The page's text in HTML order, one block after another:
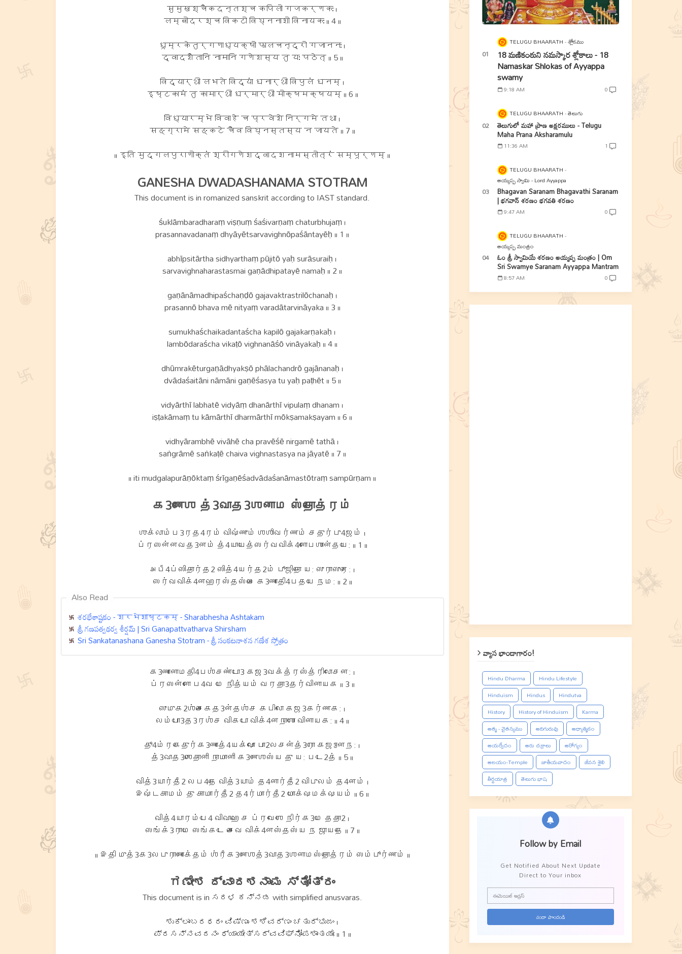
सुमुखश्चैकदन्तश्च कपिलो गजकर्णकः ।
लम्बोदरश्च विकटो विघ्ननाशो विनायकः ॥ 4 ॥
धूम्रकेतुर्गणाध्यक्षो फालचन्द्रो गजाननः ।
द्वादशैतानि नामानि गणेशस्य तु यः पठेत् ॥ 5 ॥
विद्यार्थी लभते विद्यां धनार्थी विपुलं धनम् ।
इष्टकामं तु कामार्थी धर्मार्थी मोक्षमक्षयम् ॥ 6 ॥
विध्यारम्भे विवाहे च प्रवेशे निर्गमे तथा ।
सङ्ग्रामे सङ्कटे चैव विघ्नस्तस्य न जायते ॥ 7 ॥
॥ इति मुद्गलपुराणोक्तं श्रीगणेशद्वादशनामस्तोत्रं सम्पूर्णम् ॥
GANESHA DWADASHANAMA STOTRAM
This document is in romanized sanskrit according to IAST standard.
śuklāmbaradharaṃ viṣṇuṃ śaśivarṇaṃ chaturbhujaṃ ।
prasannavadanaṃ dhyāyētsarvavighnōpaśāntayēḥ ॥ 1 ॥
abhīpsitārtha sidhyarthaṃ pūjitō yaḥ surāsuraiḥ ।
sarvavighnaharastasmai gaṇādhipatayē namaḥ ॥ 2 ॥
gaṇānāmadhipaśchaṇḍō gajavaktrastrilōchanaḥ ।
prasannō bhava mē nityaṃ varadātarvināyaka ॥ 3 ॥
sumukhaśchaikadantaścha kapilō gajakarṇakaḥ ।
lambōdaraścha vikaṭō vighnanāśō vināyakaḥ ॥ 4 ॥
dhūmrakēturgaṇādhyakṣō phālachandrō gajānanaḥ ।
dvādaśaitāni nāmāni gaṇēśasya tu yaḥ paṭhēt ॥ 5 ॥
vidyārthī labhatē vidyāṃ dhanārthī vipulaṃ dhanam ।
iṣṭakāmaṃ tu kāmārthī dharmārthī mōkṣamakṣayam ॥ 6 ॥
vidhyārambhē vivāhē cha pravēśē nirgamē tathā ।
saṅgrāmē saṅkaṭē chaiva vighnastasya na jāyatē ॥ 7 ॥
॥ iti mudgalapurāṇōktaṃ śrīgaṇēśadvādaśanāmastōtraṃ sampūrṇam ॥
க3ணேஶ த்3வாத3ஶனாம ஸ்தோத்ரம்
ஶுக்லாம்ப3ரத4ரம் விஷ்ணும் ஶஶிவர்ணம் சதுர்பு4ஜம் ।
ப்ரஸன்னவத3னம் த்4யாயேத்ஸர்வவிக்4னோபஶான்தயே: ॥ 1 ॥
அபீ4ப்ஸிதார்த2 ஸித்4யர்த2ம் பூஜிதோ ய: ஸுராஸுரை: ।
ஸர்வவிக்4னஹரஸ்தஸ்மை க3ணாதி4பதயே நம: ॥ 2 ॥
Also Read
శరభేశాష్టకం - शरभेशाष्टकम् - Sharabhesha Ashtakam
శ్రీ గణపత్వథర్వ శీర్షమ్‌ | Sri Ganapattvatharva Shirsham
Sri Sankatanashana Ganesha Stotram - శ్రీ సంకటనాశన గణేశ స్తోత్రం
க3ணானாமதி4பஶ்சண்டோ3 கஜ3வக்த்ரஸ்த்ரிலோசன: ।
ப்ரஸன்னோ ப4வ மே நித்யம் வரதா3தர்வினாயக ॥ 3 ॥
ஸுமுக2ஶ்சைகத3ன்தஶ்ச கபிலோ கஜ3கர்ணக: ।
லம்போ3த3ரஶ்ச விகடோ விக்4னநாஶோ வினாயக: ॥ 4 ॥
தூ4ம்ரகேதுர்க3ணாத்4யக்ஷோ பா2லசன்த்3ரோ கஜ3ானந: ।
த்3வாத3ஶைதானி நாமானி க3ணேஶஸ்ய து ய: படே2த் ॥ 5 ॥
வித்3யார்தீ2 லப4தே வித்3யாம் த4னார்தீ2 விபுலம் த4னம் ।
இஷ்டகாமம் து காமார்தீ2 த4ர்மார்தீ2 மோக்ஷமக்ஷயம் ॥ 6 ॥
வித்4யாரம்பே4 விவாஹே ச ப்ரவேஶே நிர்க3மே ததா2 ।
ஸங்க்3ராமே ஸங்கடே சைவ விக்4னஸ்தஸ்ய ந ஜாயதே ॥ 7 ॥
॥ இதி முத்3க3லபுராணோக்தம் ஶ்ரீக3ணேஶத்3வாத3ஶனாமஸ்தோத்ரம் ஸம்பூர்ணம் ॥
ಗಣೇಶ ದ್ವಾದಶನಾಮ ಸ್ತೋತ್ರಂ
This document is in ಸರಳ ಕನ್ನಡ with simplified anusvaras.
ಶುಕ್ಲಾಂಬರಧರಂ ವಿಷ್ಣುಂ ಶಶಿವರ್ಣಂ ಚತುರ್ಭುಜಂ ।
ಪ್ರಸನ್ನವದನಂ ಧ್ಯಾಯೇತ್ಸರ್ವವಿಘ್ನೋಪಶಾಂತಯೇಃ ॥ 1 ॥
TELUGU BHAARATH శ్లోకము
18 మణికంఠుని నమస్కార శ్లోకాలు - 18
Namaskar Shlokas of Ayyappa
swamy
9:18 AM 0
TELUGU BHAARATH తెలుగు
తెలుగులో మహా ప్రాణ అక్షరములు - Telugu
Maha Prana Aksharamulu
11:36 AM 1
TELUGU BHAARATH
అయ్యప్ప స్వామి - Lord Ayyappa
Bhagavan Saranam Bhagavathi Saranam
| భగవాన్ శరణం భగవతి శరణం
9:47 AM 0
TELUGU BHAARATH
అయ్యప్ప మంత్రం
ఓం శ్రీ స్వామియే శరణం అయ్యప్ప మంత్రం | Om
Sri Swamye Saranam Ayyappa Mantram
8:57 AM 0
వ్యాస భాండాగారం!
Hindu Dharma
Hindu Lifestyle
Hinduism
Hindus
Hindutva
History
History of Hinduism
Karma
ఆత్మ - చైతన్యము
ఆదిగురువు
ఆధ్యాత్మికం
ఆయర్వేదం
ఆరు చక్రాలు
ఆరోగ్యం
ఆలయం-Temple
జాతీయవాదం
జీవన శైలి
తీర్థయాత్ర
తెలుగు భాష
Follow by Email
Get Notified About Next Update
Direct to Your inbox